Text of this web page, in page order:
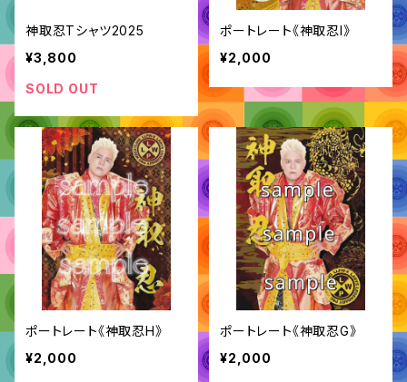
神取忍Tシャツ2025
¥3,800
SOLD OUT
ポートレート《神取忍I》
¥2,000
ポートレート《神取忍H》
¥2,000
ポートレート《神取忍G》
¥2,000